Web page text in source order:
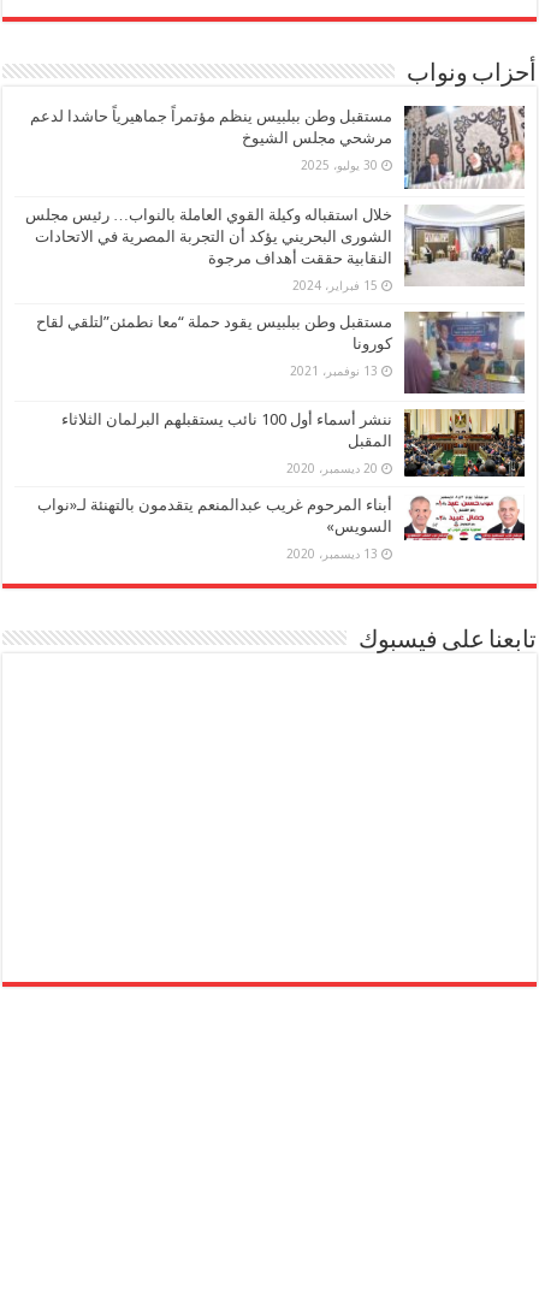
أحزاب ونواب
مستقبل وطن ببلبيس ينظم مؤتمراً جماهيرياً حاشدا لدعم
مرشحي مجلس الشيوخ
30 يوليو، 2025
خلال استقباله وكيلة القوي العاملة بالنواب… رئيس مجلس
الشورى البحريني يؤكد أن التجربة المصرية في الاتحادات
النقابية حققت أهداف مرجوة
15 فبراير، 2024
مستقبل وطن ببلبيس يقود حملة “معا نطمئن”لتلقي لقاح
كورونا
13 نوفمبر، 2021
ننشر أسماء أول 100 نائب يستقبلهم البرلمان الثلاثاء
المقبل
20 ديسمبر، 2020
أبناء المرحوم غريب عبدالمنعم يتقدمون بالتهنئة لـ«نواب
السويس»
13 ديسمبر، 2020
تابعنا على فيسبوك